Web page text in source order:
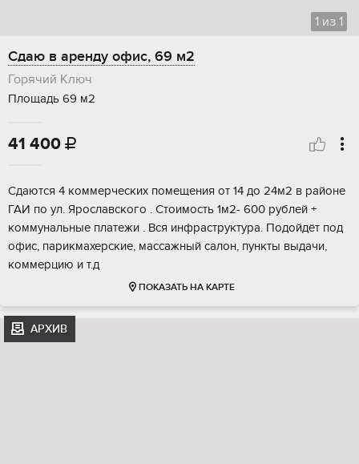
1 из 1
Сдаю в аренду офис, 69 м2
Горячий Ключ
Площадь 69 м2
41 400 
Сдаются 4 коммерческих помещения от 14 до 24м2 в районе
ГАИ по ул. Ярославского . Стоимость 1м2- 600 рублей +
коммунальные платежи . Вся инфраструктура. Подойдёт под
офис, парикмахерские, массажный салон, пункты выдачи,
коммерцию и т.д
ПОКАЗАТЬ НА КАРТЕ
АРХИВ